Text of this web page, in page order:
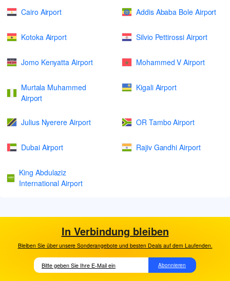
Cairo Airport Addis Ababa Bole Airport
Kotoka Airport Silvio Pettirossi Airport
Jomo Kenyatta Airport Mohammed V Airport
Murtala Muhammed
Airport
Kigali Airport
Julius Nyerere Airport OR Tambo Airport
Dubai Airport Rajiv Gandhi Airport
King Abdulaziz
International Airport
In Verbindung bleiben
Bleiben Sie über unsere Sonderangebote und besten Deals auf dem Laufenden.
Abonnieren